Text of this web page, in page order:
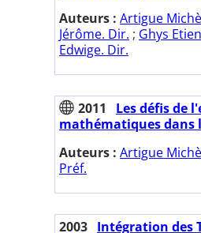
Auteurs : Artigue
Jérôme. Dir. ; Ghys
Edwige. Dir.
2011
Les défis de
mathématiques dans
Auteurs : Artigue
Préf.
2003 Intégration des